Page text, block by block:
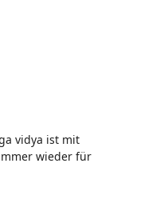
vidya ist mit
wieder für